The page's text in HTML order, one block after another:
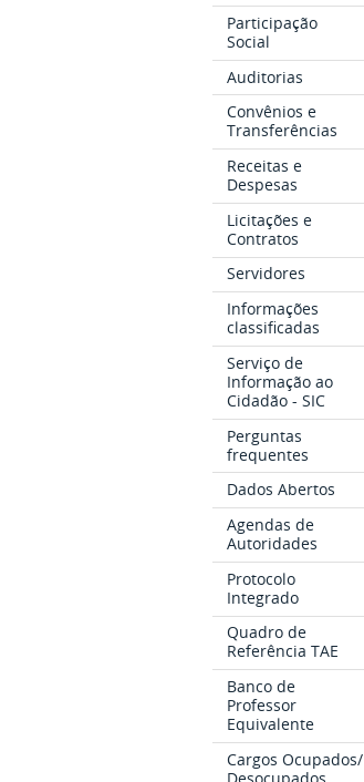
Participação
Social
Auditorias
Convênios e
Transferências
Receitas e
Despesas
Licitações e
Contratos
Servidores
Informações
classificadas
Serviço de
Informação ao
Cidadão - SIC
Perguntas
frequentes
Dados Abertos
Agendas de
Autoridades
Protocolo
Integrado
Quadro de
Referência TAE
Banco de
Professor
Equivalente
Cargos Ocupados/